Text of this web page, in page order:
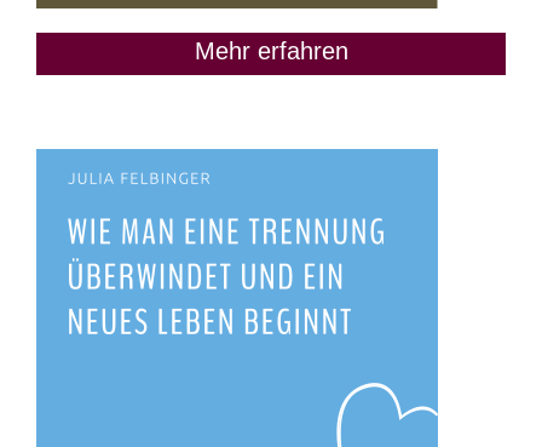
Mehr erfahren